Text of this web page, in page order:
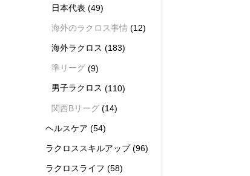
日本代表 (49)
海外のラクロス事情 (12)
海外ラクロス (183)
準リーグ (9)
男子ラクロス (110)
関西Bリーグ (14)
ヘルスケア (54)
ラクロススキルアップ(96)
ラクロスライフ (58)